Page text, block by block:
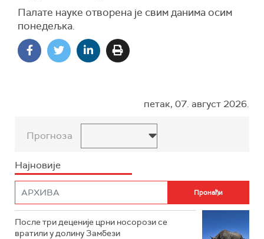
Палате науке отворена је свим данима осим
понедељка.
петак, 07. август 2026.
Прогноза
Најновије
После три деценије црни носорози се
вратили у долину Замбези